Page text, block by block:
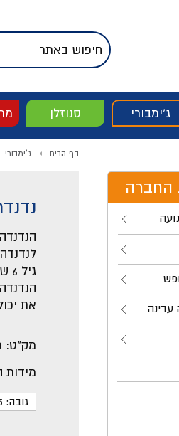
ג'ימבורי סנוזלן
החברה
עדינה
דף הבית ג'ימבורי
גיל 6 שנים.
את
מק"ט:
מידות
גובה: 45/25 ס"מ